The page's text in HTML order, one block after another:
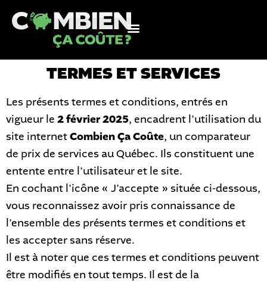
TERMES ET SERVICES
Les présents termes et conditions, entrés en
vigueur le 2 février 2025, encadrent l’utilisation du
site internetCombien Ça Coûte, un comparateur
de prix de services au Québec. Ils constituent une
entente entre l’utilisateur et le site.
En cochant l’icône « J’accepte » située ci-dessous,
vous reconnaissez avoir pris connaissance de
l’ensemble des présents termes et conditions et
les accepter sans réserve.
Il est à noter que ces termes et conditions peuvent
être modifiés en tout temps. Il est de la